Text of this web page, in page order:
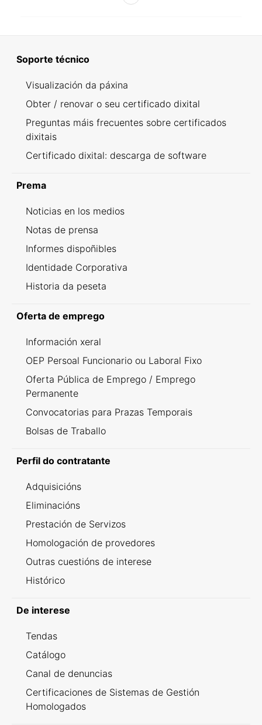
Soporte técnico
Visualización da páxina
Obter / renovar o seu certificado dixital
Preguntas máis frecuentes sobre certificados
dixitais
Certificado dixital: descarga de software
Prema
Noticias en los medios
Notas de prensa
Informes dispoñibles
Identidade Corporativa
Historia da peseta
Oferta de emprego
Información xeral
OEP Persoal Funcionario ou Laboral Fixo
Oferta Pública de Emprego / Emprego
Permanente
Convocatorias para Prazas Temporais
Bolsas de Traballo
Perfil do contratante
Adquisicións
Eliminacións
Prestación de Servizos
Homologación de provedores
Outras cuestións de interese
Histórico
De interese
Tendas
Catálogo
Canal de denuncias
Certificaciones de Sistemas de Gestión
Homologados